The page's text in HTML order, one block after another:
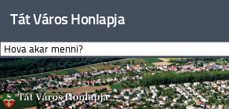
Skip to content
Tát Város Honlapja